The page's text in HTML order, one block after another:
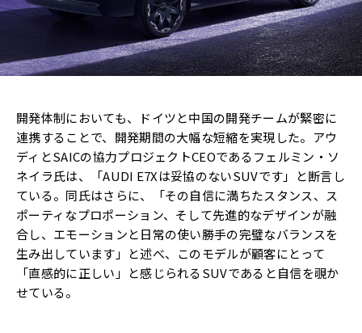
開発体制においても、ドイツと中国の開発チームが緊密に
連携することで、開発期間の大幅な短縮を実現した。アウ
ディとSAICの協力プロジェクトCEOであるフェルミン・ソ
ネイラ氏は、「AUDI E7Xは妥協のないSUVです」と断言し
ている。同氏はさらに、「その自信に満ちたスタンス、ス
ポーティなプロポーション、そして先進的なデザインが融
合し、エモーションと日常の使い勝手の完璧なバランスを
生み出しています」と述べ、このモデルが顧客にとって
「直感的に正しい」と感じられるSUVであると自信を覗か
せている。